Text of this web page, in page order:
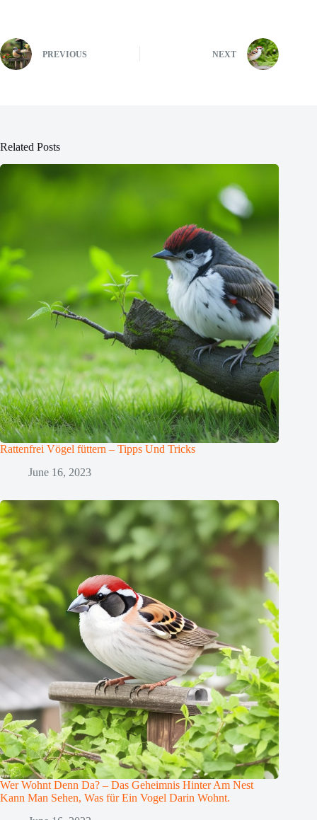
PREVIOUS NEXT
Related Posts
Rattenfrei Vögel füttern – Tipps Und Tricks
June 16, 2023
Wer Wohnt Denn Da? – Das Geheimnis Hinter Am Nest
Kann Man Sehen, Was für Ein Vogel Darin Wohnt.